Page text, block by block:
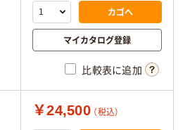
カゴへ
マイカタログ登録
比較表に追加
￥24,500 （税込）